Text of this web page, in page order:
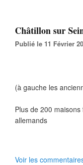
Châtillon sur
Publié le 11 Février
(à gauche les
Plus de 200
allemands
Voir les